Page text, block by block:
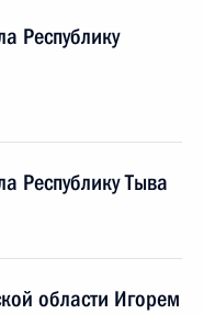
Республику
Республику Тыва
области Игорем